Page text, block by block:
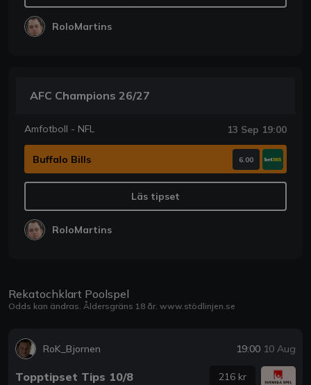
RoloMartins
AFC Champions 26/27
Amfotboll - NFL 13 Sep 19:00
Buffalo Bills 6.00
Läs tipset
RoloMartins
Rekatochklart Poolspel
Odds kan ändras. Åldersgräns 18 år. www.stödlinjen.se
RoK_Bjornen 19:00 10 Aug
Topptipset Tips 10/8 216 kr